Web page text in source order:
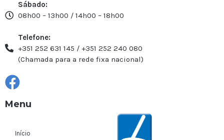
Sábado:
08h00 – 13h00 / 14h00 – 18h00
Telefone:
+351 252 631 145 / +351 252 240 080
(Chamada para a rede fixa nacional)
Menu
Início